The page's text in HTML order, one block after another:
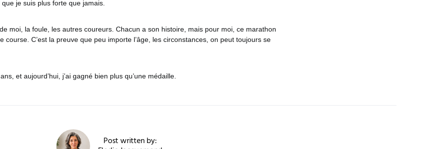
que je suis plus forte que jamais.
moi, la foule, les autres coureurs. Chacun a son histoire, mais pour moi, ce marathon
course. C’est la preuve que peu importe l’âge, les circonstances, on peut toujours se
et aujourd’hui, j’ai gagné bien plus qu’une médaille.
Post written by: